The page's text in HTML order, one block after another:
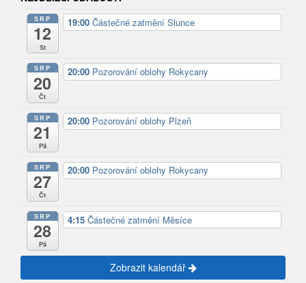
SRP
12
St
19:00 Částečné zatmění Slunce
SRP
20
Čt
20:00 Pozorování oblohy Rokycany
SRP
21
Pá
20:00 Pozorování oblohy Plzeň
SRP
27
Čt
20:00 Pozorování oblohy Rokycany
SRP
28
Pá
4:15 Částečné zatmění Měsíce
Zobrazit kalendář